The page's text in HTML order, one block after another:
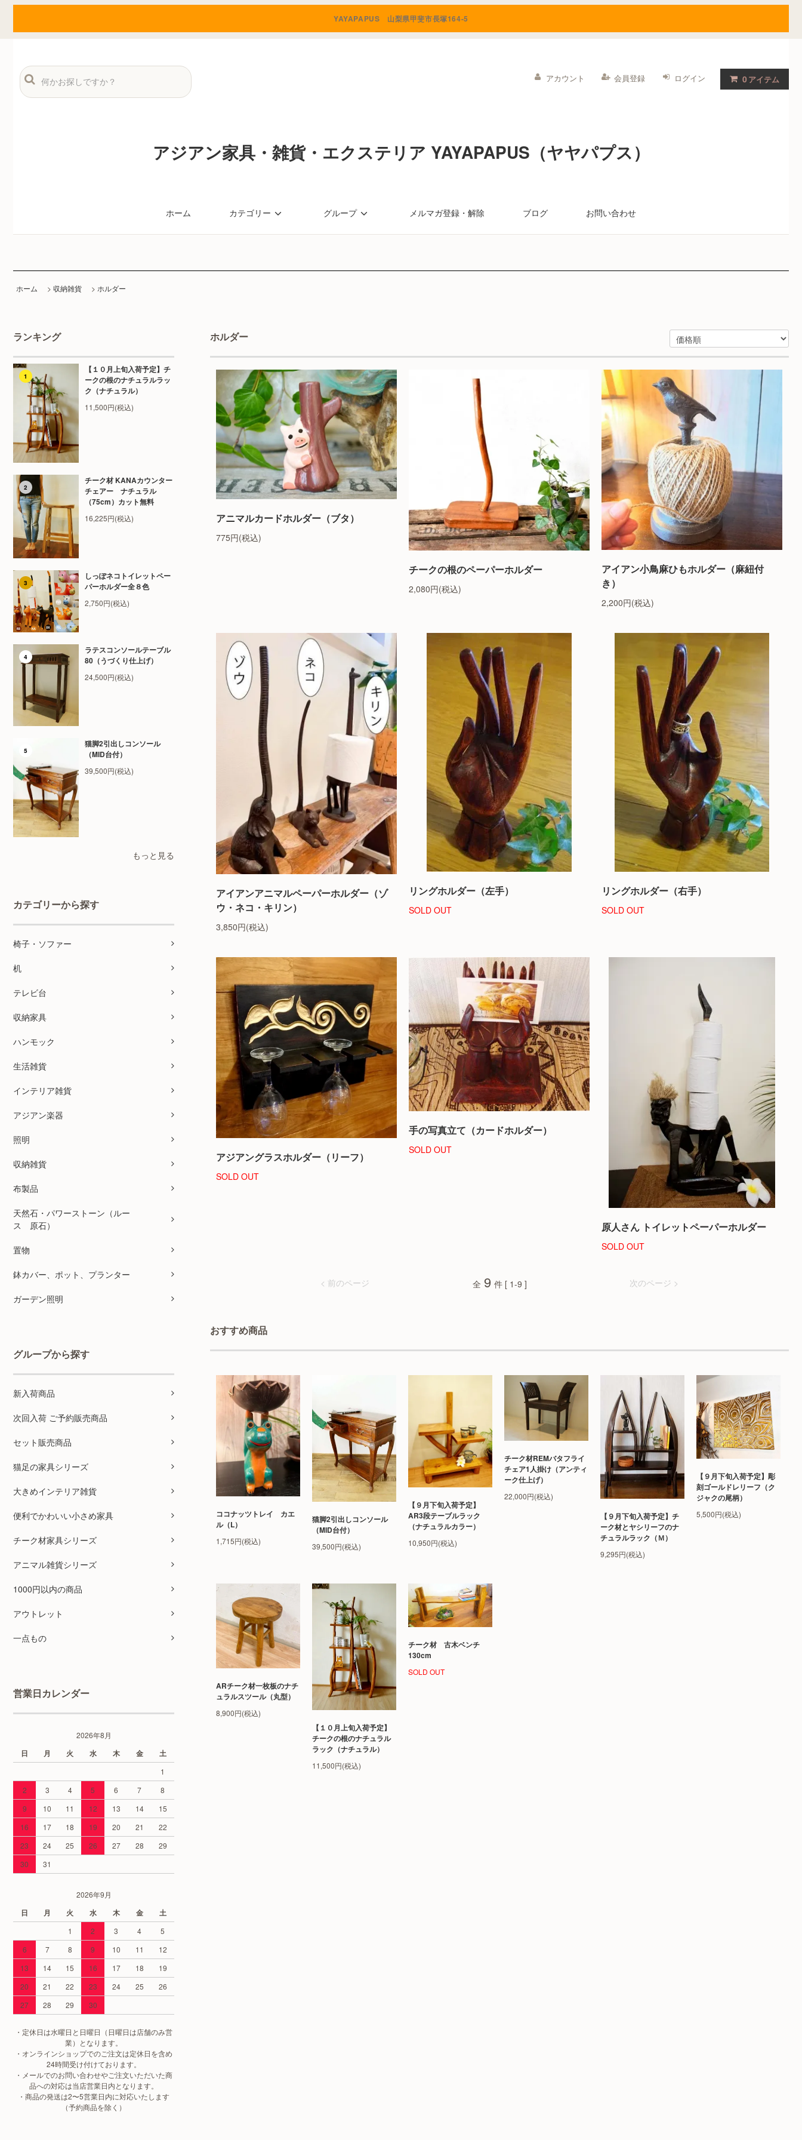
YAYAPAPUS 山梨県甲斐市長塚164-5
アカウント 会員登録 ログイン 0アイテム
アジアン家具・雑貨・エクステリア YAYAPAPUS（ヤヤパプス）
ホーム カテゴリー グループ メルマガ登録・解除 ブログ お問い合わせ
ホーム > 収納雑貨 > ホルダー
ランキング
1
【１０月上旬入荷予定】チ
ークの根のナチュラルラッ
ク（ナチュラル）
11,500円(税込)
2
チーク材 KANAカウンター
チェアー ナチュラル
（75cm）カット無料
16,225円(税込)
3
しっぽネコトイレットペー
パーホルダー全８色
2,750円(税込)
4
ラテスコンソールテーブル
80（うづくり仕上げ）
24,500円(税込)
5
猫脚2引出しコンソール
（MID台付）
39,500円(税込)
もっと見る
カテゴリーから探す
椅子・ソファー
机
テレビ台
収納家具
ハンモック
生活雑貨
インテリア雑貨
アジアン楽器
照明
収納雑貨
布製品
天然石・パワーストーン（ルー
ス 原石）
置物
鉢カバー、ポット、プランター
ガーデン照明
グループから探す
新入荷商品
次回入荷 ご予約販売商品
セット販売商品
猫足の家具シリーズ
大きめインテリア雑貨
便利でかわいい小さめ家具
チーク材家具シリーズ
アニマル雑貨シリーズ
1000円以内の商品
アウトレット
一点もの
営業日カレンダー
2026年8月
日 月 火 水 木 金 土
1
2
3 4 5 6 7
8
9
10 11 12 13 14
15
16
17 18 19 20 21
22
23
24 25 26 27 28
29
30
31
2026年9月
日 月 火 水 木 金 土
1 2 3 4
5
6
7 8 9 10 11
12
13
14 15 16 17 18
19
20
21 22 23 24 25
26
27
28 29 30
・定休日は水曜日と日曜日（日曜日は店舗のみ営
業）となります。
・オンラインショップでのご注文は定休日を含め
24時間受け付けております。
・メールでのお問い合わせやご注文いただいた商
品への対応は当店営業日内となります。
・商品の発送は2〜5営業日内に対応いたします
（予約商品を除く）
ホルダー
アニマルカードホルダー（ブタ）
775円(税込)
チークの根のペーパーホルダー
2,080円(税込)
アイアン小鳥麻ひもホルダー（麻紐付
き）
2,200円(税込)
アイアンアニマルペーパーホルダー（ゾ
ウ・ネコ・キリン）
3,850円(税込)
リングホルダー（左手）
SOLD OUT
リングホルダー（右手）
SOLD OUT
アジアングラスホルダー（リーフ）
SOLD OUT
手の写真立て（カードホルダー）
SOLD OUT
原人さん トイレットペーパーホルダー
SOLD OUT
< 前のページ 次のページ >
全 9 件 [ 1-9 ]
おすすめ商品
ココナッツトレイ カエ
ル（L）
1,715円(税込)
猫脚2引出しコンソール
（MID台付）
39,500円(税込)
【９月下旬入荷予定】
AR3段テーブルラック
（ナチュラルカラー）
10,950円(税込)
チーク材REMバタフライ
チェア1人掛け（アンティ
ーク仕上げ）
22,000円(税込)
【９月下旬入荷予定】チ
ーク材とヤシリーフのナ
チュラルラック（Ｍ）
9,295円(税込)
【９月下旬入荷予定】彫
刻ゴールドレリーフ（ク
ジャクの尾柄）
5,500円(税込)
ARチーク材一枚板のナチ
ュラルスツール（丸型）
8,900円(税込)
【１０月上旬入荷予定】
チークの根のナチュラル
ラック（ナチュラル）
11,500円(税込)
チーク材 古木ベンチ
130cm
SOLD OUT